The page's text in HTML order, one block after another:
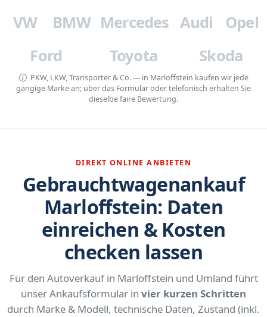
VW BMW Mercedes Audi
Opel
Ford
Toyota Skoda
PKW, LKW, Transporter & Co. — in Marloffstein kaufen wir jede
gängige Marke an; über das Formular oder telefonisch erhalten Sie
dieselbe faire Bewertung.
DIREKT ONLINE ANBIETEN
Gebrauchtwagenankauf
Marloffstein: Daten
einreichen & Kosten
checken lassen
Für den Autoverkauf in Marloffstein und Umland führt
unser Ankaufsformular in vier kurzen Schritten
durch Marke & Modell, technische Daten, Zustand (inkl.